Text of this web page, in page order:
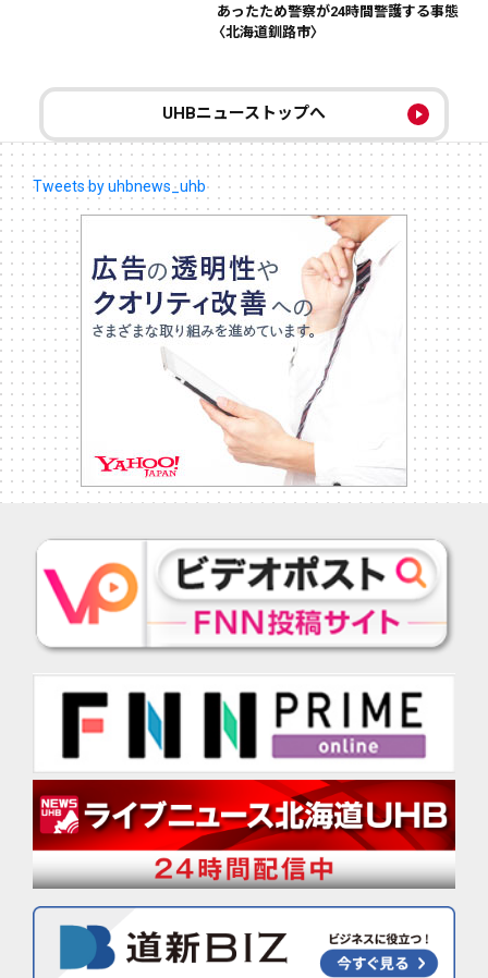
あったため警察が24時間警護する事態
〈北海道釧路市〉
UHBニューストップへ
Tweets by uhbnews_uhb